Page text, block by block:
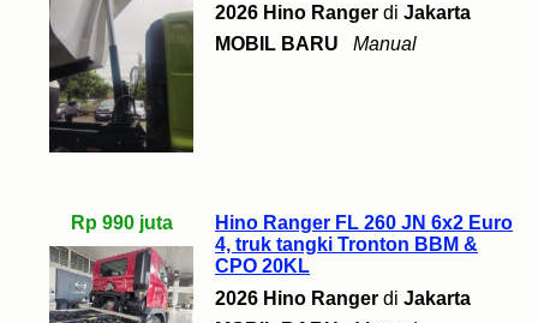
2026 Hino Ranger di Jakarta
MOBIL BARU
Manual
Rp 990 juta
Hino Ranger FL 260 JN 6x2 Euro
4, truk tangki Tronton BBM &
CPO 20KL
2026 Hino Ranger di Jakarta